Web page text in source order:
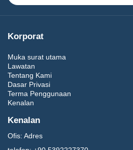
Korporat
Muka surat utama
Lawatan
Tentang Kami
Dasar Privasi
Terma Penggunaan
Kenalan
Kenalan
Ofis: Adres